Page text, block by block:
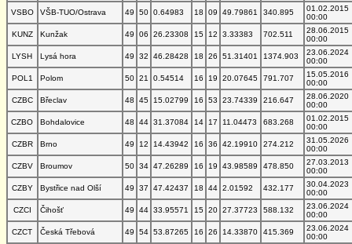
VSBO
VŠB-TUO/Ostrava 49 50 0.64983 18 09 49.79861 340.895
01.02.2015
00:00
KUNZ
Kunžak 49 06 26.23308 15 12 3.33383 702.511
28.06.2015
00:00
LYSH
Lysá hora 49 32 46.28428 18 26 51.31401 1374.903
23.06.2024
00:00
POL1
Polom 50 21 0.54514 16 19 20.07645 791.707
15.05.2016
00:00
CZBC
Břeclav 48 45 15.02799 16 53 23.74339 216.647
28.06.2020
00:00
CZBO
Bohdalovice 48 44 31.37084 14 17 11.04473 683.268
01.02.2015
00:00
CZBR
Brno 49 12 14.43942 16 36 42.19910 274.212
31.05.2026
00:00
CZBV
Broumov 50 34 47.26289 16 19 43.98589 478.850
27.03.2013
00:00
CZBY
Bystřice nad Olší 49 37 47.42437 18 44 2.01592 432.177
30.04.2023
00:00
CZCI
Čihošť 49 44 33.95571 15 20 27.37723 588.132
23.06.2024
00:00
CZCT
Česká Třebová 49 54 53.87265 16 26 14.33870 415.369
23.06.2024
00:00